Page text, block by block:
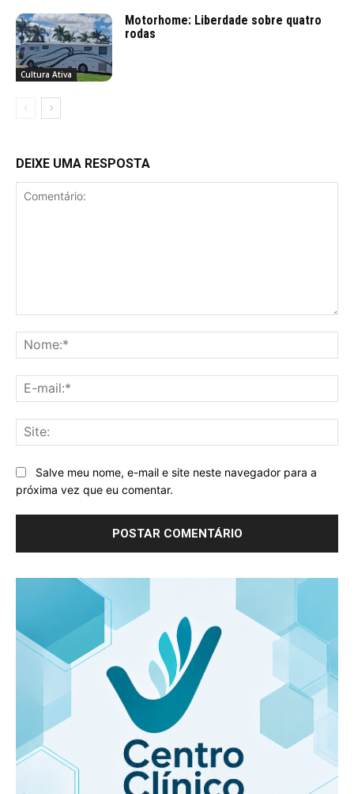
Cultura Ativa
Motorhome: Liberdade sobre quatro
rodas
DEIXE UMA RESPOSTA
Salve meu nome, e-mail e site neste navegador para a
próxima vez que eu comentar.